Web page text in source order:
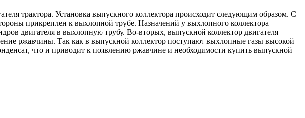
трактора. Установка выпускного коллектора происходит следующим образом. С
прикреплен к выхлопной трубе. Назначений у выхлопного коллектора
двигателя в выхлопную трубу. Во-вторых, выпускной коллектор двигателя
ржавчины. Так как в выпускной коллектор поступают выхлопные газы высокой
что и приводит к появлению ржавчине и необходимости купить выпускной